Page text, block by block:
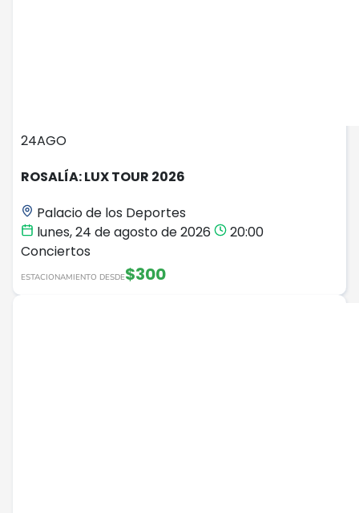
24AGO
ROSALÍA: LUX TOUR 2026
Palacio de los Deportes
lunes, 24 de agosto de 2026
20:00
Conciertos
ESTACIONAMIENTO DESDE$300